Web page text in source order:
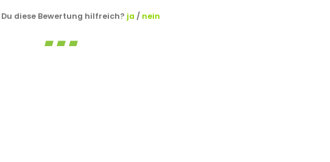
diese Bewertung hilfreich? ja / nein